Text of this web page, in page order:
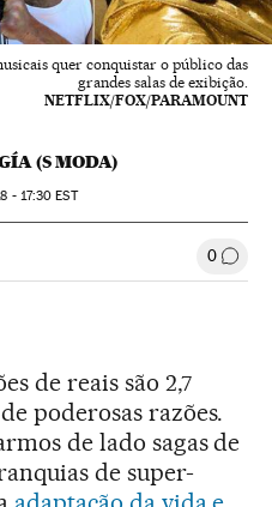
quer conquistar o público das
grandes salas de exibição.
NETFLIX/FOX/PARAMOUNT
(S MODA)
- 17:30 EST
Sociales 0
de reais são 2,7
poderosas razões.
de lado sagas de
de super-